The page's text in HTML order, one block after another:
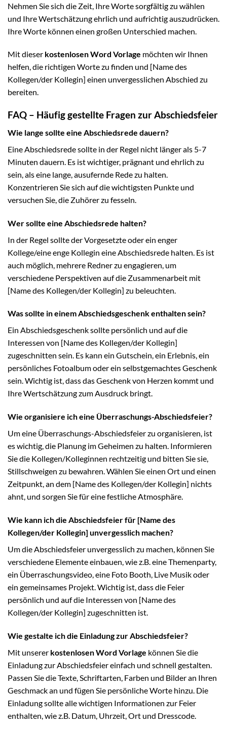
Nehmen Sie sich die Zeit, Ihre Worte sorgfältig zu wählen
und Ihre Wertschätzung ehrlich und aufrichtig auszudrücken.
Ihre Worte können einen großen Unterschied machen.
Mit dieser kostenlosen Word Vorlage möchten wir Ihnen
helfen, die richtigen Worte zu finden und [Name des
Kollegen/der Kollegin] einen unvergesslichen Abschied zu
bereiten.
FAQ – Häufig gestellte Fragen zur Abschiedsfeier
Wie lange sollte eine Abschiedsrede dauern?
Eine Abschiedsrede sollte in der Regel nicht länger als 5-7
Minuten dauern. Es ist wichtiger, prägnant und ehrlich zu
sein, als eine lange, ausufernde Rede zu halten.
Konzentrieren Sie sich auf die wichtigsten Punkte und
versuchen Sie, die Zuhörer zu fesseln.
Wer sollte eine Abschiedsrede halten?
In der Regel sollte der Vorgesetzte oder ein enger
Kollege/eine enge Kollegin eine Abschiedsrede halten. Es ist
auch möglich, mehrere Redner zu engagieren, um
verschiedene Perspektiven auf die Zusammenarbeit mit
[Name des Kollegen/der Kollegin] zu beleuchten.
Was sollte in einem Abschiedsgeschenk enthalten sein?
Ein Abschiedsgeschenk sollte persönlich und auf die
Interessen von [Name des Kollegen/der Kollegin]
zugeschnitten sein. Es kann ein Gutschein, ein Erlebnis, ein
persönliches Fotoalbum oder ein selbstgemachtes Geschenk
sein. Wichtig ist, dass das Geschenk von Herzen kommt und
Ihre Wertschätzung zum Ausdruck bringt.
Wie organisiere ich eine Überraschungs-Abschiedsfeier?
Um eine Überraschungs-Abschiedsfeier zu organisieren, ist
es wichtig, die Planung im Geheimen zu halten. Informieren
Sie die Kollegen/Kolleginnen rechtzeitig und bitten Sie sie,
Stillschweigen zu bewahren. Wählen Sie einen Ort und einen
Zeitpunkt, an dem [Name des Kollegen/der Kollegin] nichts
ahnt, und sorgen Sie für eine festliche Atmosphäre.
Wie kann ich die Abschiedsfeier für [Name des
Kollegen/der Kollegin] unvergesslich machen?
Um die Abschiedsfeier unvergesslich zu machen, können Sie
verschiedene Elemente einbauen, wie z.B. eine Themenparty,
ein Überraschungsvideo, eine Foto Booth, Live Musik oder
ein gemeinsames Projekt. Wichtig ist, dass die Feier
persönlich und auf die Interessen von [Name des
Kollegen/der Kollegin] zugeschnitten ist.
Wie gestalte ich die Einladung zur Abschiedsfeier?
Mit unserer kostenlosen Word Vorlage können Sie die
Einladung zur Abschiedsfeier einfach und schnell gestalten.
Passen Sie die Texte, Schriftarten, Farben und Bilder an Ihren
Geschmack an und fügen Sie persönliche Worte hinzu. Die
Einladung sollte alle wichtigen Informationen zur Feier
enthalten, wie z.B. Datum, Uhrzeit, Ort und Dresscode.